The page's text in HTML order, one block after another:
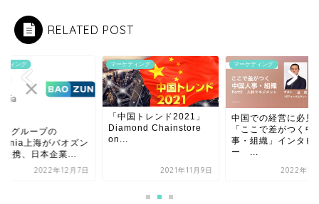
RELATED POST
ティング
グループの
上海がバオズン
提携、日本企業...
2022年12月7日
マーケティング
「中国トレンド2021」
Diamond Chainstore
on...
2021年11月9日
マーケティング
中国での経営に必見
「ここで差がつく中
事・組織」インタビ
ー ...
2022年1